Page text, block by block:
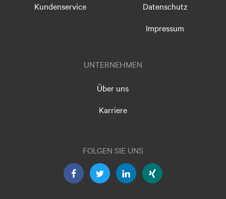
Kundenservice
Datenschutz
Impressum
UNTERNEHMEN
Über uns
Karriere
FOLGEN SIE UNS